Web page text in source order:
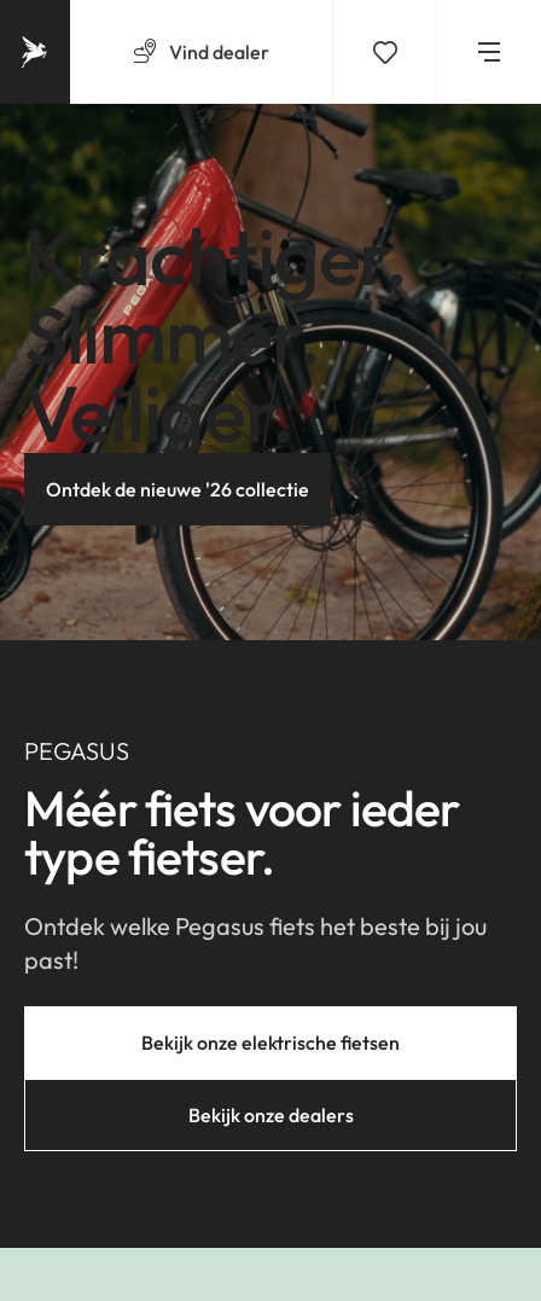
Vinddealer
Krachtiger.
Slimmer.
Veiliger.
Ontdek de nieuwe '26 collectie
PEGASUS
Méér fiets voor ieder
type fietser.
Ontdek welke Pegasus fiets het beste bij jou
past!
Bekijk onze elektrische fietsen
Bekijk onze dealers